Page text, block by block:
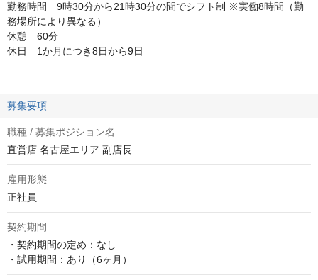
勤務時間 9時30分から21時30分の間でシフト制 ※実働8時間（勤
務場所により異なる）
休憩 60分
休日 1か月につき8日から9日
募集要項
職種 / 募集ポジション名
直営店 名古屋エリア 副店長
雇用形態
正社員
契約期間
・契約期間の定め：なし
・試用期間：あり（6ヶ月）